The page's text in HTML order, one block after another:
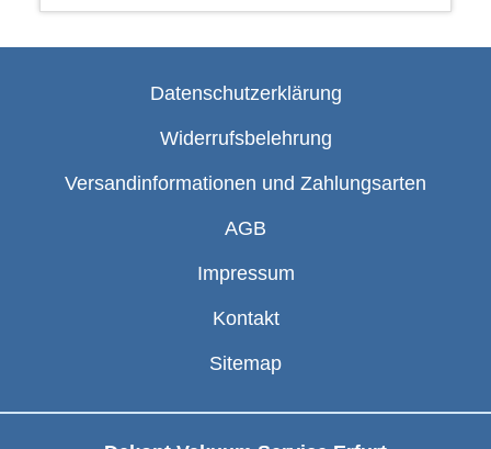
Datenschutzerklärung
Widerrufsbelehrung
Versandinformationen und Zahlungsarten
AGB
Impressum
Kontakt
Sitemap